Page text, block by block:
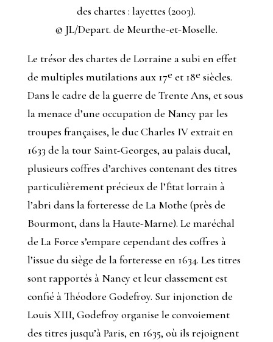
des chartes : layettes (2003).
© JL/Depart. de Meurthe-et-Moselle.
Le trésor des chartes de Lorraine a subi en effet
de multiples mutilations aux 17e et 18e siècles.
Dans le cadre de la guerre de Trente Ans, et sous
la menace d’une occupation de Nancy par les
troupes françaises, le duc Charles IV extrait en
1633 de la tour Saint-Georges, au palais ducal,
plusieurs coffres d’archives contenant des titres
particulièrement précieux de l’État lorrain à
l’abri dans la forteresse de La Mothe (près de
Bourmont, dans la Haute-Marne). Le maréchal
de La Force s’empare cependant des coffres à
l’issue du siège de la forteresse en 1634. Les titres
sont rapportés à Nancy et leur classement est
confié à Théodore Godefroy. Sur injonction de
Louis XIII, Godefroy organise le convoiement
des titres jusqu’à Paris, en 1635, où ils rejoignent